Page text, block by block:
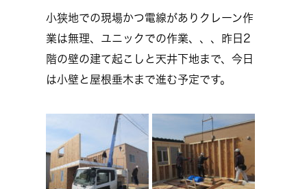
小狭地での現場かつ電線がありクレーン作
業は無理、ユニックでの作業、、、昨日2
階の壁の建て起こしと天井下地まで、今日
は小壁と屋根垂木まで進む予定です。